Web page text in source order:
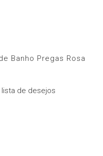
Banho Pregas Rosa
lista de desejos